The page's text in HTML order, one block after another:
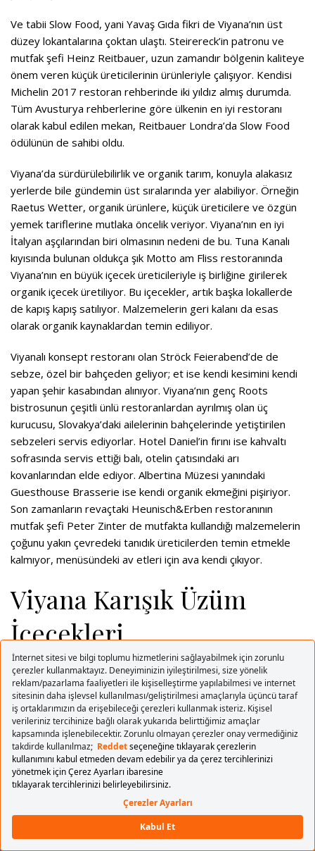
Ve tabii Slow Food, yani Yavaş Gıda fikri de Viyana’nın üst
düzey lokantalarına çoktan ulaştı. Steirereck’in patronu ve
mutfak şefi Heinz Reitbauer, uzun zamandır bölgenin kaliteye
önem veren küçük üreticilerinin ürünleriyle çalışıyor. Kendisi
Michelin 2017 restoran rehberinde iki yıldız almış durumda.
Tüm Avusturya rehberlerine göre ülkenin en iyi restoranı
olarak kabul edilen mekan, Reitbauer Londra’da Slow Food
ödülünün de sahibi oldu.
Viyana’da sürdürülebilirlik ve organik tarım, konuyla alakasız
yerlerde bile gündemin üst sıralarında yer alabiliyor. Örneğin
Raetus Wetter, organik ürünlere, küçük üreticilere ve özgün
yemek tariflerine mutlaka öncelik veriyor. Viyana’nın en iyi
İtalyan aşçılarından biri olmasının nedeni de bu. Tuna Kanalı
kıyısında bulunan oldukça şık Motto am Fliss restoranında
Viyana’nın en büyük içecek üreticileriyle iş birliğine girilerek
organik içecek üretiliyor. Bu içecekler, artık başka lokallerde
de kapış kapış satılıyor. Malzemelerin geri kalanı da esas
olarak organik kaynaklardan temin ediliyor.
Viyanalı konsept restoranı olan Ströck Feierabend’de de
sebze, özel bir bahçeden geliyor; et ise kendi kesimini kendi
yapan şehir kasabından alınıyor. Viyana’nın genç Roots
bistrosunun çeşitli ünlü restoranlardan ayrılmış olan üç
kurucusu, Slovakya’daki ailelerinin bahçelerinde yetiştirilen
sebzeleri servis ediyorlar. Hotel Daniel’in fırını ise kahvaltı
sofrasında servis ettiği balı, otelin çatısındaki arı
kovanlarından elde ediyor. Albertina Müzesi yanındaki
Guesthouse Brasserie ise kendi organik ekmeğini pişiriyor.
Son zamanların revaçtaki Heunisch&Erben restoranının
mutfak şefi Peter Zinter de mutfakta kullandığı malzemelerin
çoğunu yakın çevredeki tanıdık üreticilerden temin etmekle
kalmıyor, menüsündeki av etleri için ava kendi çıkıyor.
Viyana Karışık Üzüm
İçecekleri